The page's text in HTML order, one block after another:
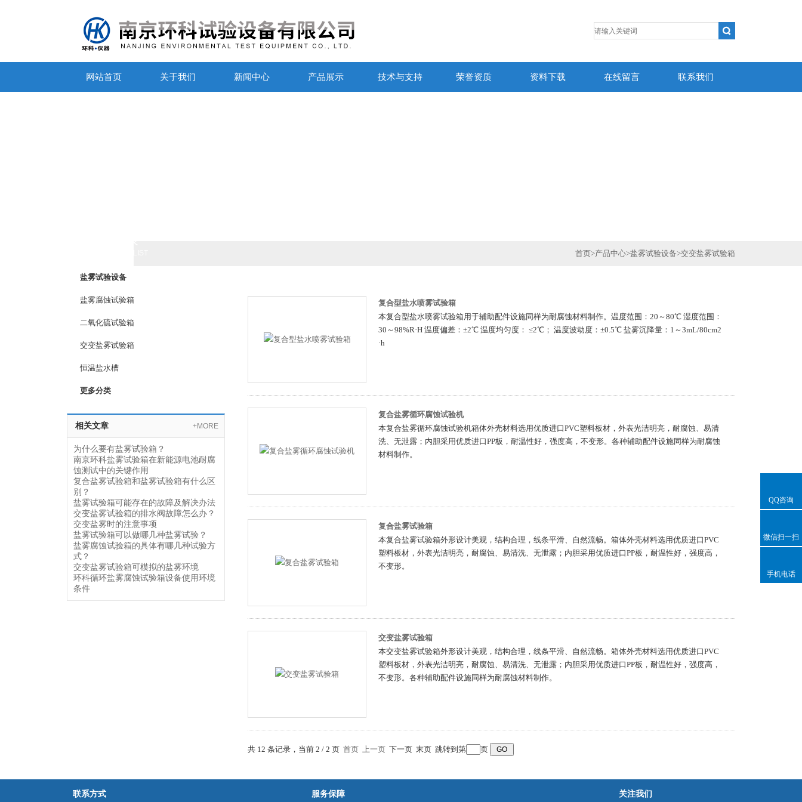
网站首页 关于我们 新闻中心 产品展示 技术与支持 荣誉资质 资料下载 在线留言 联系我们
盐雾试验设备
盐雾腐蚀试验箱
二氧化硫试验箱
交变盐雾试验箱
恒温盐水槽
更多分类
相关文章 +MORE
为什么要有盐雾试验箱？
南京环科盐雾试验箱在新能源电池耐腐
蚀测试中的关键作用
复合盐雾试验箱和盐雾试验箱有什么区
别？
盐雾试验箱可能存在的故障及解决办法
交变盐雾试验箱的排水阀故障怎么办？
交变盐雾时的注意事项
盐雾试验箱可以做哪几种盐雾试验？
盐雾腐蚀试验箱的具体有哪几种试验方
式？
交变盐雾试验箱可模拟的盐雾环境
环科循环盐雾腐蚀试验箱设备使用环境
条件
首页>产品中心>盐雾试验设备>交变盐雾试验箱
复合型盐水喷雾试验箱
本复合型盐水喷雾试验箱用于辅助配件设施同样为耐腐蚀材料制作。温度范围：20～80℃ 湿度范围：
30～98%R·H 温度偏差：±2℃ 温度均匀度： ≤2℃； 温度波动度：±0.5℃ 盐雾沉降量：1～3mL/80cm2
·h
复合盐雾循环腐蚀试验机
本复合盐雾循环腐蚀试验机箱体外壳材料选用优质进口PVC塑料板材，外表光洁明亮，耐腐蚀、易清
洗、无泄露；内胆采用优质进口PP板，耐温性好，强度高，不变形。各种辅助配件设施同样为耐腐蚀
材料制作。
复合盐雾试验箱
本复合盐雾试验箱外形设计美观，结构合理，线条平滑、自然流畅。箱体外壳材料选用优质进口PVC
塑料板材，外表光洁明亮，耐腐蚀、易清洗、无泄露；内胆采用优质进口PP板，耐温性好，强度高，
不变形。
交变盐雾试验箱
本交变盐雾试验箱外形设计美观，结构合理，线条平滑、自然流畅。箱体外壳材料选用优质进口PVC
塑料板材，外表光洁明亮，耐腐蚀、易清洗、无泄露；内胆采用优质进口PP板，耐温性好，强度高，
不变形。各种辅助配件设施同样为耐腐蚀材料制作。
共 12 条记录，当前 2 / 2 页 首页 上一页 下一页 末页 跳转到第 页
联系方式 服务保障 关注我们
QQ咨询
微信扫一扫
手机电话